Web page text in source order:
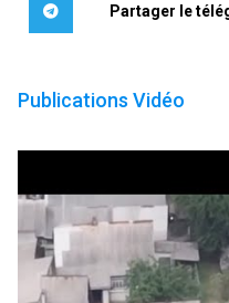
Partager le
Publications Vidéo